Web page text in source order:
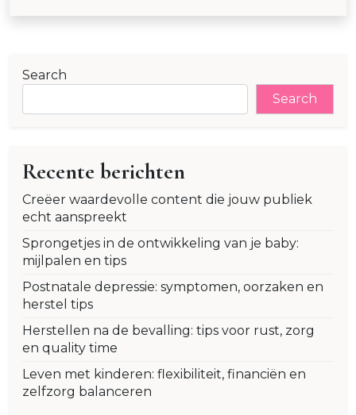
Search
Search
Recente berichten
Creëer waardevolle content die jouw publiek
echt aanspreekt
Sprongetjes in de ontwikkeling van je baby:
mijlpalen en tips
Postnatale depressie: symptomen, oorzaken en
herstel tips
Herstellen na de bevalling: tips voor rust, zorg
en quality time
Leven met kinderen: flexibiliteit, financiën en
zelfzorg balanceren